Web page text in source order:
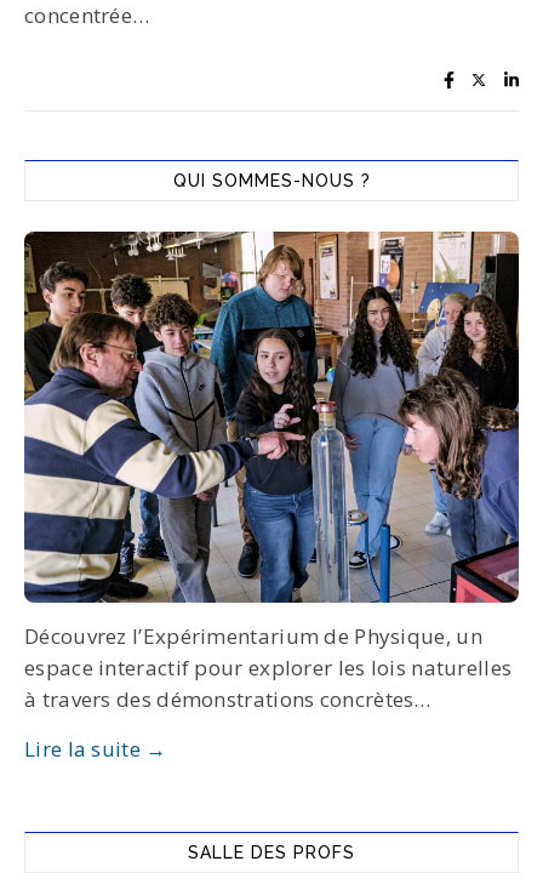
concentrée…
QUI SOMMES-NOUS ?
Découvrez l’Expérimentarium de Physique, un
espace interactif pour explorer les lois naturelles
à travers des démonstrations concrètes…
Lire la suite →
SALLE DES PROFS